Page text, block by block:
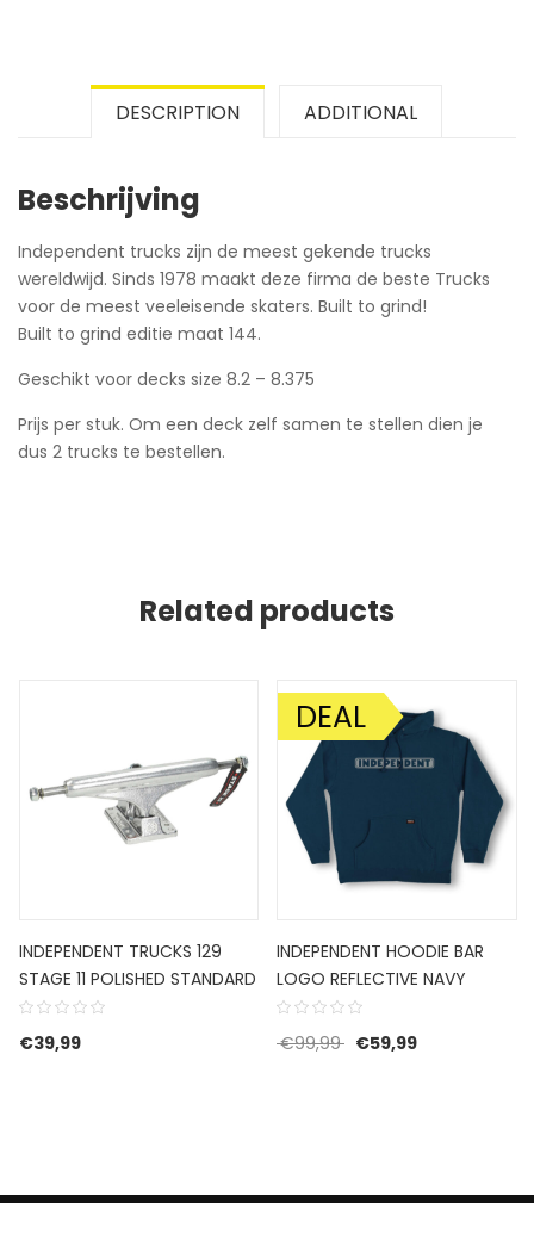
DESCRIPTION ADDITIONAL
Beschrijving
Independent trucks zijn de meest gekende trucks
wereldwijd. Sinds 1978 maakt deze firma de beste Trucks
voor de meest veeleisende skaters. Built to grind!
Built to grind editie maat 144.
Geschikt voor decks size 8.2 – 8.375
Prijs per stuk. Om een deck zelf samen te stellen dien je
dus 2 trucks te bestellen.
Related products
INDEPENDENT TRUCKS 129
STAGE 11 POLISHED STANDARD
€39,99
AANBIEDING!
DEAL
INDEPENDENT HOODIE BAR
LOGO REFLECTIVE NAVY
€99,99 Oorspronkelijke prijs
€59,99Huidige prijs